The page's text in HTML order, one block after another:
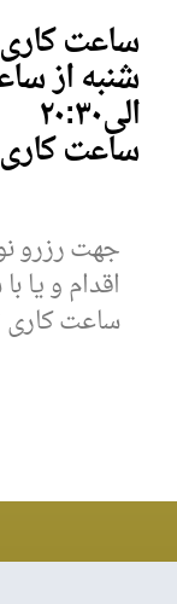
ساعت
شنبه از ساعت ۱۰
الی ۲۰:۳۰
ساعت کاری
جهت رزرو
اقدام و یا
ساعت کاری